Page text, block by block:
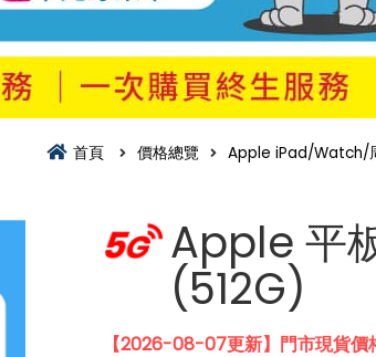
首頁 價格總覽 Apple iPad/Watch/
Apple 平
(512G)
【2026-08-07更新】門市現貨價